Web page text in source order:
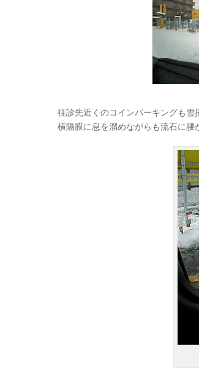
往診先近くのコインパーキングも
横隔膜に息を溜めながらも流石に腰